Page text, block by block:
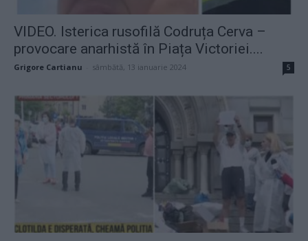
VIDEO. Isterica rusofilă Codruța Cerva –
provocare anarhistă în Piața Victoriei....
Grigore Cartianu sâmbătă, 13 ianuarie 2024 5